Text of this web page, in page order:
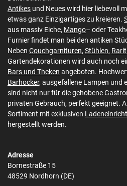
Antikes und Neues wird hier liebevoll
etwas ganz Einzigartiges zu kreieren.
aus massiv Eiche, Mango– oder
Furnier findet man bei den antiken
Neben Couchgarnituren, Stühlen,
Gartendekorationen wird auch noch
Bars und Theken angeboten.
Barhocker, ausgefallene Lampen und
sind nicht nur für die gehobene
privaten Gebrauch, perfekt geeignet.
Sortiment mit exklusiven
hergestellt werden.
Adresse
Bornestraße 15
48529 Nordhorn (DE)